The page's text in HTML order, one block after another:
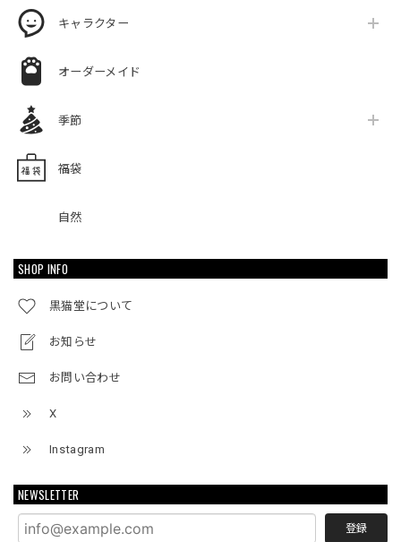
キャラクター
オーダーメイド
季節
福袋
自然
SHOP INFO
黒猫堂について
お知らせ
お問い合わせ
X
Instagram
NEWSLETTER
登録